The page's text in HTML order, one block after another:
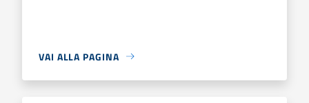
VAI ALLA PAGINA